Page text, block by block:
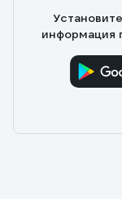
информация